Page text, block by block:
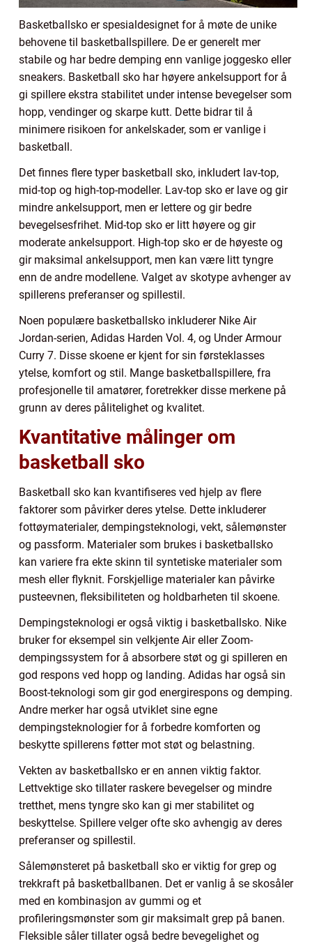
Basketballsko er spesialdesignet for å møte de unike
behovene til basketballspillere. De er generelt mer
stabile og har bedre demping enn vanlige joggesko eller
sneakers. Basketball sko har høyere ankelsupport for å
gi spillere ekstra stabilitet under intense bevegelser som
hopp, vendinger og skarpe kutt. Dette bidrar til å
minimere risikoen for ankelskader, som er vanlige i
basketball.
Det finnes flere typer basketball sko, inkludert lav-top,
mid-top og high-top-modeller. Lav-top sko er lave og gir
mindre ankelsupport, men er lettere og gir bedre
bevegelsesfrihet. Mid-top sko er litt høyere og gir
moderate ankelsupport. High-top sko er de høyeste og
gir maksimal ankelsupport, men kan være litt tyngre
enn de andre modellene. Valget av skotype avhenger av
spillerens preferanser og spillestil.
Noen populære basketballsko inkluderer Nike Air
Jordan-serien, Adidas Harden Vol. 4, og Under Armour
Curry 7. Disse skoene er kjent for sin førsteklasses
ytelse, komfort og stil. Mange basketballspillere, fra
profesjonelle til amatører, foretrekker disse merkene på
grunn av deres pålitelighet og kvalitet.
Kvantitative målinger om
basketball sko
Basketball sko kan kvantifiseres ved hjelp av flere
faktorer som påvirker deres ytelse. Dette inkluderer
fottøymaterialer, dempingsteknologi, vekt, sålemønster
og passform. Materialer som brukes i basketballsko
kan variere fra ekte skinn til syntetiske materialer som
mesh eller flyknit. Forskjellige materialer kan påvirke
pusteevnen, fleksibiliteten og holdbarheten til skoene.
Dempingsteknologi er også viktig i basketballsko. Nike
bruker for eksempel sin velkjente Air eller Zoom-
dempingssystem for å absorbere støt og gi spilleren en
god respons ved hopp og landing. Adidas har også sin
Boost-teknologi som gir god energirespons og demping.
Andre merker har også utviklet sine egne
dempingsteknologier for å forbedre komforten og
beskytte spillerens føtter mot støt og belastning.
Vekten av basketballsko er en annen viktig faktor.
Lettvektige sko tillater raskere bevegelser og mindre
tretthet, mens tyngre sko kan gi mer stabilitet og
beskyttelse. Spillere velger ofte sko avhengig av deres
preferanser og spillestil.
Sålemønsteret på basketball sko er viktig for grep og
trekkraft på basketballbanen. Det er vanlig å se skosåler
med en kombinasjon av gummi og et
profileringsmønster som gir maksimalt grep på banen.
Fleksible såler tillater også bedre bevegelighet og